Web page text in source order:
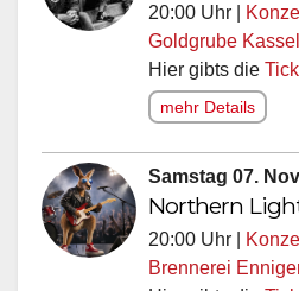
20:00 Uhr |
Goldgrube Kassel
Hier gibts die
mehr Details
Samstag 07.
Northern
20:00 Uhr |
Brennerei